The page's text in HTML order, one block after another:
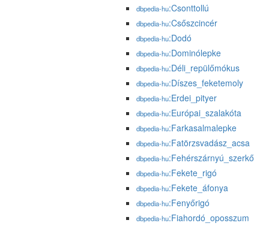
dbpedia-hu:Csonttollú
dbpedia-hu:Csőszcincér
dbpedia-hu:Dodó
dbpedia-hu:Dominólepke
dbpedia-hu:Déli_repülőmókus
dbpedia-hu:Díszes_feketemoly
dbpedia-hu:Erdei_pityer
dbpedia-hu:Európai_szalakóta
dbpedia-hu:Farkasalmalepke
dbpedia-hu:Fatörzsvadász_acsa
dbpedia-hu:Fehérszárnyú_szerkő
dbpedia-hu:Fekete_rigó
dbpedia-hu:Fekete_áfonya
dbpedia-hu:Fenyőrigó
dbpedia-hu:Fiahordó_oposszum